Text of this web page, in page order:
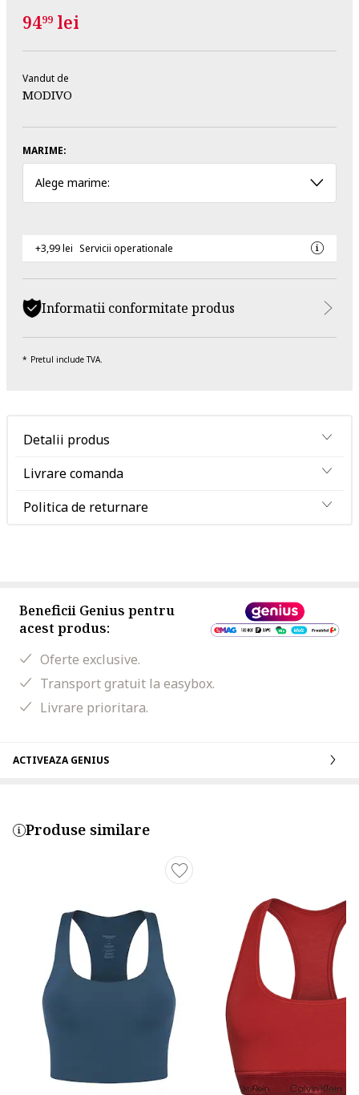
9499 lei
Vandut de
MODIVO
MARIME:
Alege marime:
+3,99 lei Servicii operationale
Informatii conformitate produs
Pretul include TVA.
Detalii produs
Livrare comanda
Politica de returnare
Beneficii Genius pentru
acest produs:
Oferte exclusive.
Transport gratuit la easybox.
Livrare prioritara.
ACTIVEAZA GENIUS
Produse similare